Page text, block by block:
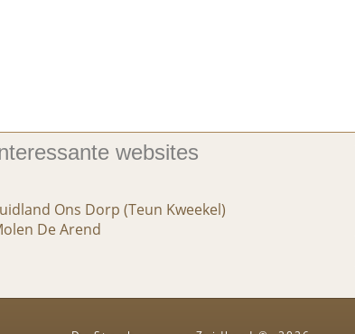
websites
Ons Dorp (Teun Kweekel)
De Arend